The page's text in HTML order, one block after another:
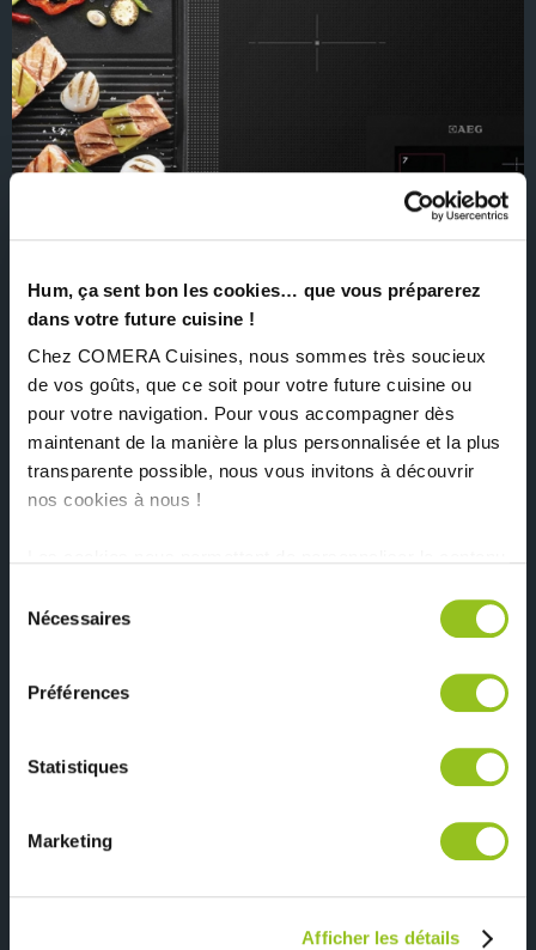
Hum, ça sent bon les cookies… que vous préparerez
dans votre future cuisine !
Chez COMERA Cuisines, nous sommes très soucieux
de vos goûts, que ce soit pour votre future cuisine ou
pour votre navigation. Pour vous accompagner dès
maintenant de la manière la plus personnalisée et la plus
transparente possible, nous vous invitons à découvrir
nos cookies à nous !
médias sociaux et d'analyser notre trafic. Nous
partageons également des informations sur l'utilisation de
notre site avec nos partenaires de médias sociaux, de
publicité et d'analyse, qui peuvent combiner celles-ci
ou qu'ils ont collectées lors de votre utilisation de leurs
Nécessaires
Préférences
Statistiques
Marketing
Afficher les détails